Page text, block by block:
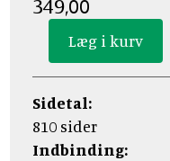
Sidetal:
810 sider
Indbinding: